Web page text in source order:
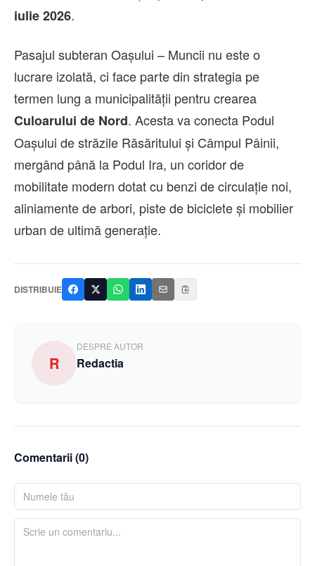
iulie 2026.
Pasajul subteran Oașului – Muncii nu este o
lucrare izolată, ci face parte din strategia pe
termen lung a municipalității pentru crearea
Culoarului de Nord. Acesta va conecta Podul
Oașului de străzile Răsăritului și Câmpul Pâinii,
mergând până la Podul Ira, un coridor de
mobilitate modern dotat cu benzi de circulație noi,
aliniamente de arbori, piste de biciclete și mobilier
urban de ultimă generație.
DISTRIBUIE
R
DESPRE AUTOR
Redactia
Comentarii (0)